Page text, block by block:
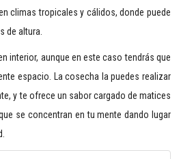
climas tropicales y cálidos, donde puede
de altura.
interior, aunque en este caso tendrás que
espacio. La cosecha la puedes realizar
y te ofrece un sabor cargado de matices
se concentran en tu mente dando lugar